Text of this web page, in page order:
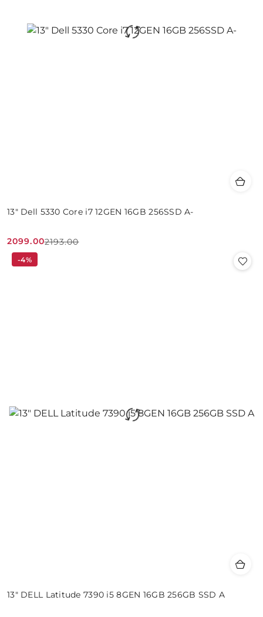
13" Dell 5330 Core i7 12GEN 16GB 256SSD A-
Cena
promocyjna:
2099.00
Cena
przed
2193.00
13" DELL Latitude 7390 i5 8GEN 16GB 256GB SSD A
-4%